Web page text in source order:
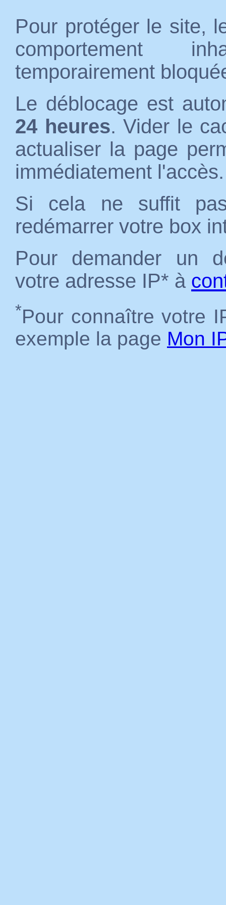
Pour protéger le site,
comportement
temporairement
Le déblocage est
24 heures. Vider le
actualiser la page
immédiatement l'accès.
Si cela ne suffit
redémarrer votre box
Pour demander un
votre adresse IP* à
*Pour connaître votre
exemple la page Mon